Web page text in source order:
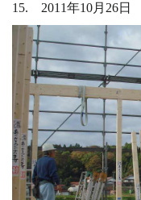
15. 2011年10月26日